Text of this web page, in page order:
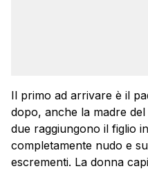
Il primo ad arrivare è il
dopo, anche la madre
due raggiungono il figlio
completamente nudo e
escrementi. La donna